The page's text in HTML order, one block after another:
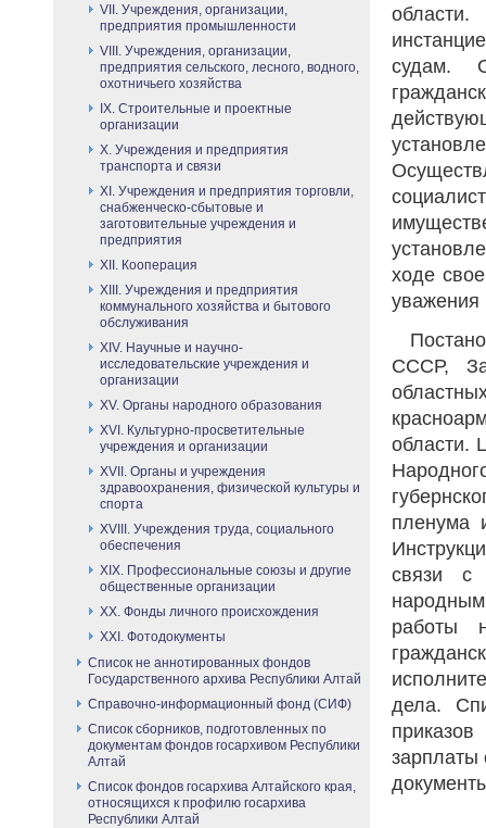
VII. Учреждения, организации,
предприятия промышленности
VIII. Учреждения, организации,
предприятия сельского, лесного, водного,
охотничьего хозяйства
IX. Строительные и проектные
организации
X. Учреждения и предприятия
транспорта и связи
XI. Учреждения и предприятия торговли,
снабженческо-сбытовые и
заготовительные учреждения и
предприятия
XII. Кооперация
XIII. Учреждения и предприятия
коммунального хозяйства и бытового
обслуживания
XIV. Научные и научно-
исследовательские учреждения и
организации
XV. Органы народного образования
XVI. Культурно-просветительные
учреждения и организации
XVII. Органы и учреждения
здравоохранения, физической культуры и
спорта
XVIII. Учреждения труда, социального
обеспечения
ХIХ. Профессиональные союзы и другие
общественные организации
XX. Фонды личного происхождения
XXI. Фотодокументы
Список не аннотированных фондов
Государственного архива Республики Алтай
Справочно-информационный фонд (СИФ)
Список сборников, подготовленных по
документам фондов госархивом Республики
Алтай
Список фондов госархива Алтайского края,
относящихся к профилю госархива
Республики Алтай
судам.
ходе
уважения
СССР,
области.
пленума
связи с
работы
дела.
зарплаты